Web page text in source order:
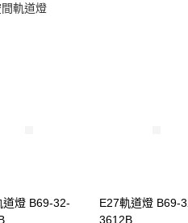
軌道燈
道燈 B69-32-
E27軌道燈 B69-
3612B